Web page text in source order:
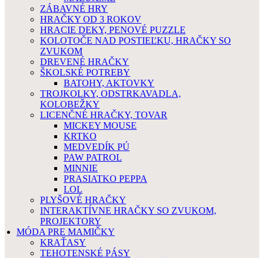
ZÁBAVNÉ HRY
HRAČKY OD 3 ROKOV
HRACIE DEKY, PENOVÉ PUZZLE
KOLOTOČE NAD POSTIEĽKU, HRAČKY SO
ZVUKOM
DREVENÉ HRAČKY
ŠKOLSKÉ POTREBY
BATOHY, AKTOVKY
TROJKOLKY, ODSTRKAVADLA,
KOLOBEŽKY
LICENČNÉ HRAČKY, TOVAR
MICKEY MOUSE
KRTKO
MEDVEDÍK PÚ
PAW PATROL
MINNIE
PRASIATKO PEPPA
LOL
PLYŠOVÉ HRAČKY
INTERAKTÍVNE HRAČKY SO ZVUKOM,
PROJEKTORY
MÓDA PRE MAMIČKY
KRAŤASY
TEHOTENSKÉ PÁSY